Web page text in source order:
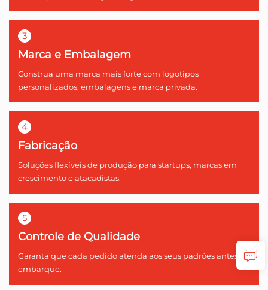
3
Marca e Embalagem
Construa uma marca mais forte com logotipos
personalizados, embalagens e marca privada.
4
Fabricação
Soluções flexíveis de produção para startups, marcas em
crescimento e atacadistas.
5
Controle de Qualidade
Garanta que cada pedido atenda aos seus padrões antes do
embarque.